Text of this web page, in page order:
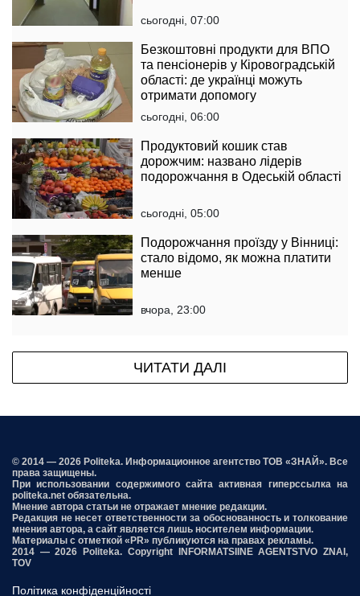
сьогодні, 07:00
Безкоштовні продукти для ВПО
та пенсіонерів у Кіровоградській
області: де українці можуть
отримати допомогу
сьогодні, 06:00
Продуктовий кошик став
дорожчим: названо лідерів
подорожчання в Одеській області
сьогодні, 05:00
Подорожчання проїзду у Вінниці:
стало відомо, як можна платити
менше
вчора, 23:00
ЧИТАТИ ДАЛІ
© 2014 — 2026 Politeka. Информационное агентство ТОВ «ЗНАЙ». Все
права защищены.
При использовании содержимого сайта активная гиперссылка на
politeka.net обязательна.
Мнение автора статьи не отражает мнение редакции.
Редакция не несет ответственности за обоснованность и толкование
мнения автора, а сайт является лишь носителем информации.
Материалы с отметкой «PR» публикуются на правах рекламы.
2014 — 2026 Politeka. Copyright INFORMATSIINE AGENTSTVO ZNAI,
TOV
Політика конфіденційності